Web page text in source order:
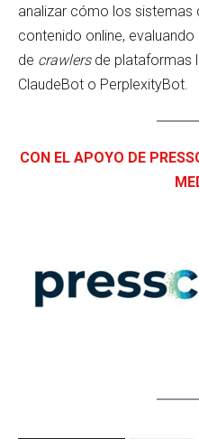
analizar cómo los sistemas
contenido online,
de crawlersde plataformas
ClaudeBot o PerplexityBot.
CON EL APOYO DE